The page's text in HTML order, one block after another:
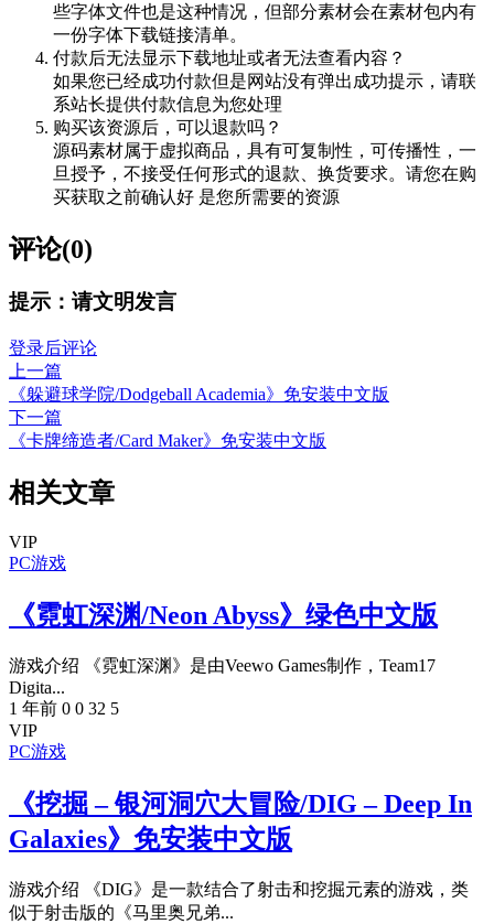
些字体文件也是这种情况，但部分素材会在素材包内有
一份字体下载链接清单。
付款后无法显示下载地址或者无法查看内容？
如果您已经成功付款但是网站没有弹出成功提示，请联
系站长提供付款信息为您处理
购买该资源后，可以退款吗？
源码素材属于虚拟商品，具有可复制性，可传播性，一
旦授予，不接受任何形式的退款、换货要求。请您在购
买获取之前确认好 是您所需要的资源
评论(0)
提示：请文明发言
登录后评论
上一篇
《躲避球学院/Dodgeball Academia》免安装中文版
下一篇
《卡牌缔造者/Card Maker》免安装中文版
相关文章
VIP
PC游戏
《霓虹深渊/Neon Abyss》绿色中文版
游戏介绍 《霓虹深渊》是由Veewo Games制作，Team17
Digita...
1 年前 0 0 32 5
VIP
PC游戏
《挖掘 – 银河洞穴大冒险/DIG – Deep In
Galaxies》免安装中文版
游戏介绍 《DIG》是一款结合了射击和挖掘元素的游戏，类
似于射击版的《马里奥兄弟...